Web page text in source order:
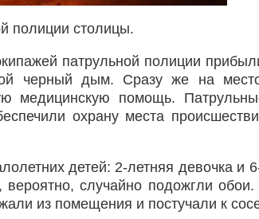
полиции столицы.
патрульной полиции
черный дым. Сразу же на
медицинскую помощь.
охрану места
детей: 2-летняя девочка и
случайно подожгли обои.
из помещения и постучали к